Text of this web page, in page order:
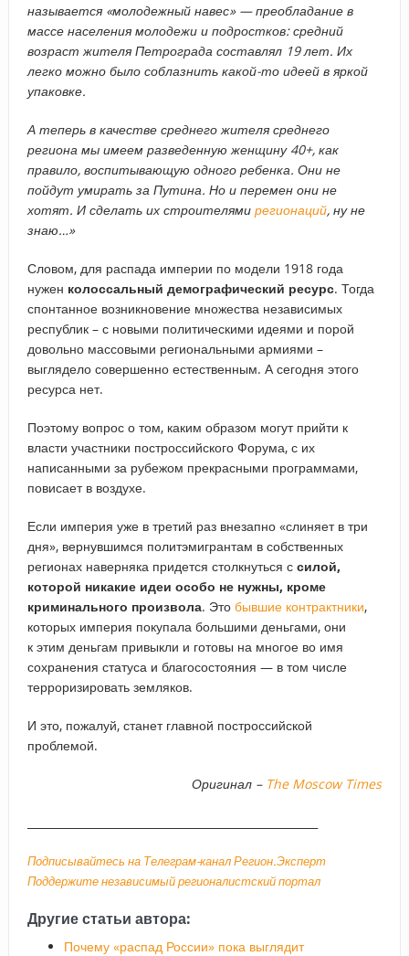
называется «молодежный навес» — преобладание в
массе населения молодежи и подростков: средний
возраст жителя Петрограда составлял 19 лет. Их
легко можно было соблазнить какой-то идеей в яркой
упаковке.
А теперь в качестве среднего жителя среднего
региона мы имеем разведенную женщину 40+, как
правило, воспитывающую одного ребенка. Они не
пойдут умирать за Путина. Но и перемен они не
хотят. И сделать их строителями регионаций, ну не
знаю…»
Словом, для распада империи по модели 1918 года
нужен колоссальный демографический ресурс. Тогда
спонтанное возникновение множества независимых
республик – с новыми политическими идеями и порой
довольно массовыми региональными армиями –
выглядело совершенно естественным. А сегодня этого
ресурса нет.
Поэтому вопрос о том, каким образом могут прийти к
власти участники построссийского Форума, с их
написанными за рубежом прекрасными программами,
повисает в воздухе.
Если империя уже в третий раз внезапно «слиняет в три
дня», вернувшимся политэмигрантам в собственных
регионах наверняка придется столкнуться с силой,
которой никакие идеи особо не нужны, кроме
криминального произвола. Это бывшие контрактники,
которых империя покупала большими деньгами, они
к этим деньгам привыкли и готовы на многое во имя
сохранения статуса и благосостояния — в том числе
терроризировать земляков.
И это, пожалуй, станет главной построссийской
проблемой.
Оригинал – The Moscow Times
Подписывайтесь на Телеграм-канал Регион.Эксперт
Поддержите независимый регионалистский портал
Другие статьи автора:
Почему «распад России» пока выглядит